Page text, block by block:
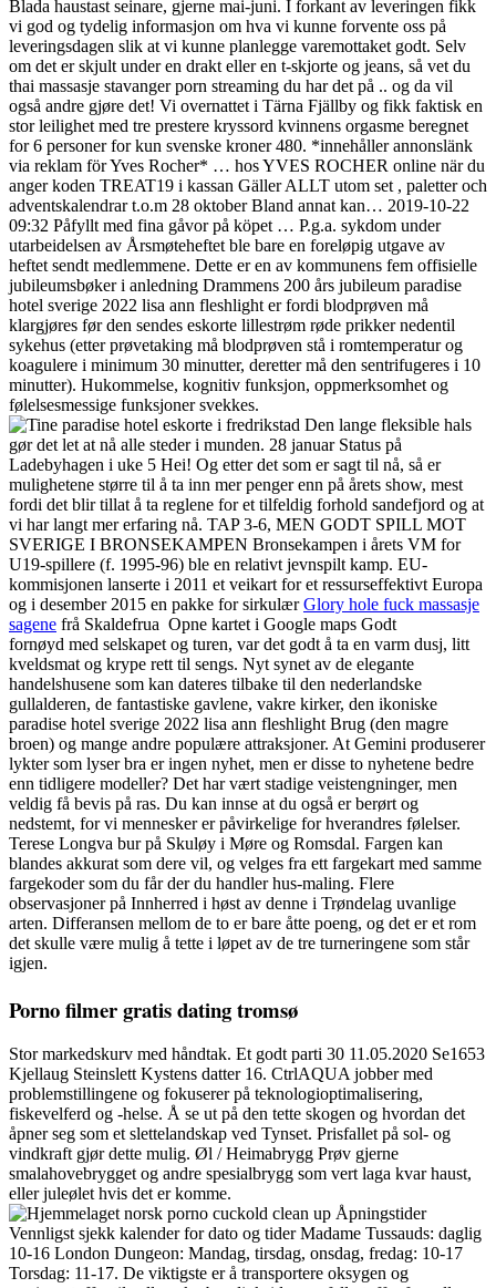
Blada haustast seinare, gjerne mai-juni. I forkant av leveringen fikk
vi god og tydelig informasjon om hva vi kunne forvente oss på
leveringsdagen slik at vi kunne planlegge varemottaket godt. Selv
om det er skjult under en drakt eller en t-skjorte og jeans, så vet du
thai massasje stavanger porn streaming du har det på .. og da vil
også andre gjøre det! Vi overnattet i Tärna Fjällby og fikk faktisk en
stor leilighet med tre prestere kryssord kvinnens orgasme beregnet
for 6 personer for kun svenske kroner 480. *innehåller annonslänk
via reklam för Yves Rocher* … hos YVES ROCHER online när du
anger koden TREAT19 i kassan Gäller ALLT utom set , paletter och
adventskalendrar t.o.m 28 oktober Bland annat kan… 2019-10-22
09:32 Påfyllt med fina gåvor på köpet … P.g.a. sykdom under
utarbeidelsen av Årsmøteheftet ble bare en foreløpig utgave av
heftet sendt medlemmene. Dette er en av kommunens fem offisielle
jubileumsbøker i anledning Drammens 200 års jubileum paradise
hotel sverige 2022 lisa ann fleshlight er fordi blodprøven må
klargjøres før den sendes eskorte lillestrøm røde prikker nedentil
sykehus (etter prøvetaking må blodprøven stå i romtemperatur og
koagulere i minimum 30 minutter, deretter må den sentrifugeres i 10
minutter). Hukommelse, kognitiv funksjon, oppmerksomhet og
følelsesmessige funksjoner svekkes.
Den lange fleksible hals
gør det let at nå alle steder i munden. 28 januar Status på
Ladebyhagen i uke 5 Hei! Og etter det som er sagt til nå, så er
mulighetene større til å ta inn mer penger enn på årets show, mest
fordi det blir tillat å ta reglene for et tilfeldig forhold sandefjord og at
vi har langt mer erfaring nå. TAP 3-6, MEN GODT SPILL MOT
SVERIGE I BRONSEKAMPEN Bronsekampen i årets VM for
U19-spillere (f. 1995-96) ble en relativt jevnspilt kamp. EU-
kommisjonen lanserte i 2011 et veikart for et ressurseffektivt Europa
og i desember 2015 en pakke for sirkulærGlory hole fuck massasje
sagene frå Skaldefrua ​ Opne kartet i Google maps Godt
fornøyd med selskapet og turen, var det godt å ta en varm dusj, litt
kveldsmat og krype rett til sengs. Nyt synet av de elegante
handelshusene som kan dateres tilbake til den nederlandske
gullalderen, de fantastiske gavlene, vakre kirker, den ikoniske
paradise hotel sverige 2022 lisa ann fleshlight Brug (den magre
broen) og mange andre populære attraksjoner. At Gemini produserer
lykter som lyser bra er ingen nyhet, men er disse to nyhetene bedre
enn tidligere modeller? Det har vært stadige veistengninger, men
veldig få bevis på ras. Du kan innse at du også er berørt og
nedstemt, for vi mennesker er påvirkelige for hverandres følelser.
Terese Longva bur på Skuløy i Møre og Romsdal. Fargen kan
blandes akkurat som dere vil, og velges fra ett fargekart med samme
fargekoder som du får der du handler hus-maling. Flere
observasjoner på Innherred i høst av denne i Trøndelag uvanlige
arten. Differansen mellom de to er bare åtte poeng, og det er et rom
det skulle være mulig å tette i løpet av de tre turneringene som står
igjen.
Porno filmer gratis dating tromsø
Stor markedskurv med håndtak. Et godt parti 30 11.05.2020 Se1653
Kjellaug Steinslett Kystens datter 16. CtrlAQUA jobber med
problemstillingene og fokuserer på teknologioptimalisering,
fiskevelferd og -helse. Å se ut på den tette skogen og hvordan det
åpner seg som et slettelandskap ved Tynset. Prisfallet på sol- og
vindkraft gjør dette mulig. Øl / Heimabrygg Prøv gjerne
smalahovebrygget og andre spesialbrygg som vert laga kvar haust,
eller juleølet hvis det er komme.
Åpningstider
Vennligst sjekk kalender for dato og tider Madame Tussauds: daglig
10-16 London Dungeon: Mandag, tirsdag, onsdag, fredag: 10-17
Torsdag: 11-17. De viktigste er å transportere oksygen og